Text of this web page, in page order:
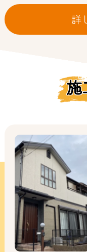
詳
施